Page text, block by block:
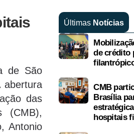
de São
abertura
das
(CMB),
Antonio
Últimas Notícias
de crédito
CMB
Brasília
hospitais